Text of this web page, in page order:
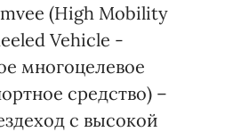
(High Mobility
Vehicle -
многоцелевое
средство) –
с высокой